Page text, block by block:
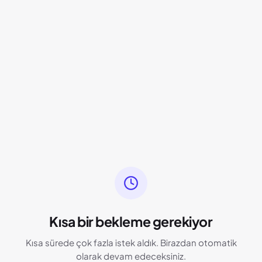
Kısa bir bekleme gerekiyor
Kısa sürede çok fazla istek aldık. Birazdan otomatik
olarak devam edeceksiniz.